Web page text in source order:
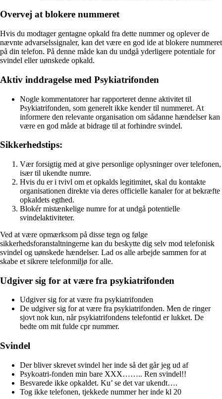
Overvej at blokere nummeret
Hvis du modtager gentagne opkald fra dette nummer og oplever de
nævnte advarselssignaler, kan det være en god ide at blokere nummeret
på din telefon. På denne måde kan du undgå yderligere potentiale for
svindel eller uønskede opkald.
Aktiv inddragelse med Psykiatrifonden
Nogle kommentatorer har rapporteret denne aktivitet til
Psykiatrifonden, som generelt ikke kender til nummeret. At
informere den relevante organisation om sådanne hændelser kan
være en god måde at bidrage til at forhindre svindel.
Sikkerhedstips:
Vær forsigtig med at give personlige oplysninger over telefonen,
især til ukendte numre.
Hvis du er i tvivl om et opkalds legitimitet, skal du kontakte
organisationen direkte via deres officielle kanaler for at bekræfte
opkaldets egthed.
Blokér mistænkelige numre for at undgå potentielle
svindelaktiviteter.
Ved at være opmærksom på disse tegn og følge
sikkerhedsforanstaltningerne kan du beskytte dig selv mod telefonisk
svindel og uønskede hændelser. Lad os alle arbejde sammen for at
skabe et sikrere telefonmiljø for alle.
Udgiver sig for at være fra psykiatrifonden
Udgiver sig for at være fra psykiatrifonden
De udgiver sig for at være fra psykiatrifonden. Men de ringer
sjovt nok kun, når psykiatrifondens telefontid er lukket. De
bedte om mit fulde cpr nummer.
Svindel
Der bliver skrevet svindel her inde så det går jeg ud af
Psykoatri-fonden min bare XXX…….. Ren svindel!!
Besvarede ikke opkaldet. Ku’ se det var ukendt….
Tog ikke telefonen, tjekkede nummer her inde kl 20